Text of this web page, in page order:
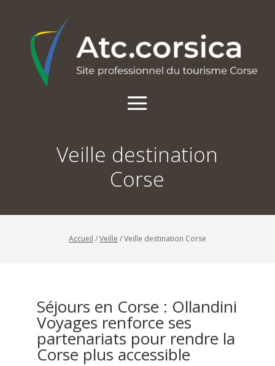
Veille destination
Corse
Accueil /Veille /Veille destination Corse
Séjours en Corse : Ollandini
Voyages renforce ses
partenariats pour rendre la
Corse plus accessible